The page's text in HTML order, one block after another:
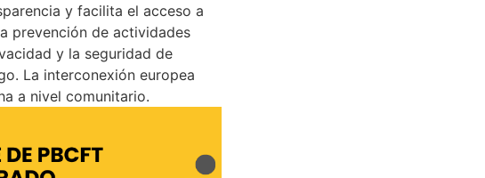
y facilita el acceso a
prevención de actividades
y la seguridad de
La interconexión europea
a nivel comunitario.